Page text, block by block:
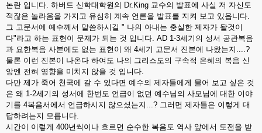
논란 입니다. 하버드 신학대학원의 Dr.King 교수의 발표에 사실 저 자신도
적잖은 놀라움을 가지고 유심히 계속 언론을 발표를 지켜 보고 있읍니다.
그 고문서에 예수께서 말씀하시길 " 나의 아내는 충실한 제자가 돨것이
다"라고 하는 표현이 문제가 되는 것 입니다. AD 1-3세기의 성서 공관복음
과 요한복음 사본에도 없는 표현이 왜 4세기 고문서 진본에 나왔는지....?
물론 이런 진본이 나온다 하여도 나의 그리스도의 구속적 은혜의 복음 신
앙엔 전혀 영향을 미치지 않을 것 입니다.
다만 제가 죽어 천국에 갈 수 있다면 예수의 제자들에게 물어 보고 싶은 것
은 왜 1-2세기의 성서에 한번도 언급이 없던 예수님의 사모님에 대한 이야
기를 4복음서에서 언급하시지 않으셨는지...? 그러면 제자들은 이렇게 대
답하려는지 모릅니다.
시간이 이렇게 400년씩이나 흐르면 순수한 복음도 역사 앞에서 도전을 받